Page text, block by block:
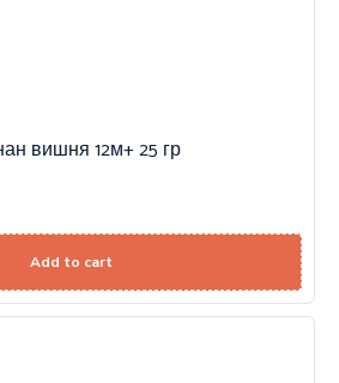
вишня 12м+ 25 гр
Add to cart